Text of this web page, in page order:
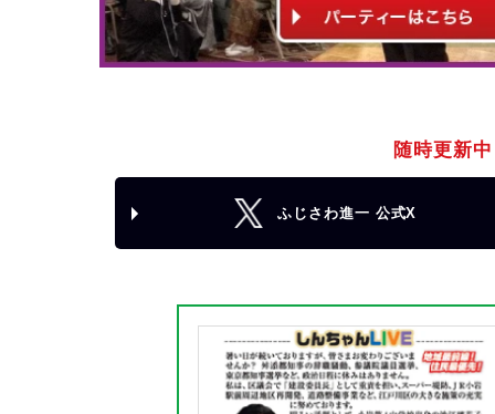
随時更新
ふじさわ進一 公式X